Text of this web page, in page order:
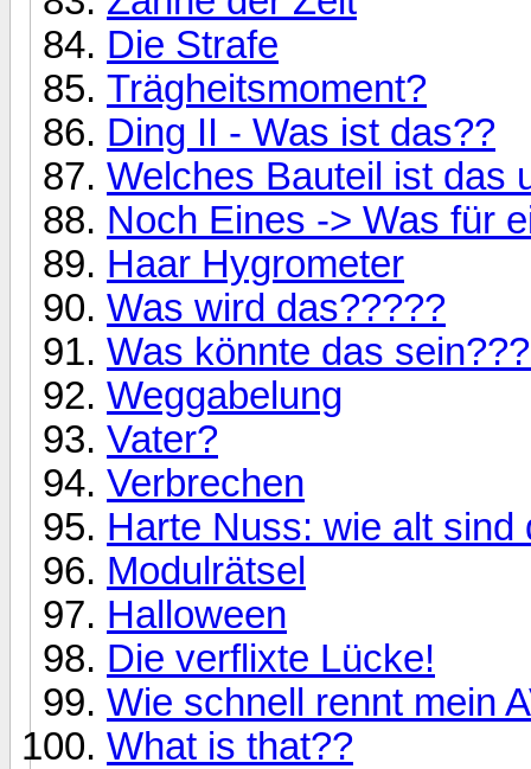
Die Strafe
Trägheitsmoment?
Ding II - Was ist das??
Welches Bauteil ist das
Noch Eines -> Was für
Haar Hygrometer
Was wird das?????
Was könnte das
Weggabelung
Vater?
Verbrechen
Harte Nuss: wie alt sind
Modulrätsel
Halloween
Die verflixte Lücke!
Wie schnell rennt mein
What is that??